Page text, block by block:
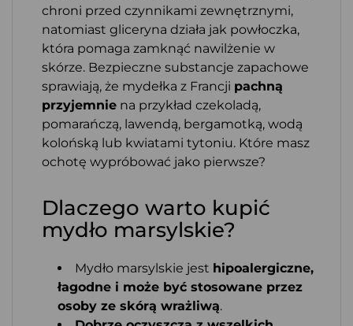
chroni przed czynnikami zewnętrznymi,
natomiast gliceryna działa jak powłoczka,
która pomaga zamknąć nawilżenie w
skórze. Bezpieczne substancje zapachowe
sprawiają, że mydełka z Francji pachną
przyjemnie na przykład czekoladą,
pomarańczą, lawendą, bergamotką, wodą
kolońską lub kwiatami tytoniu. Które masz
ochotę wypróbować jako pierwsze?
Dlaczego warto kupić
mydło marsylskie?
Mydło marsylskie jest hipoalergiczne,
łagodne i może być stosowane przez
osoby ze skórą wrażliwą.